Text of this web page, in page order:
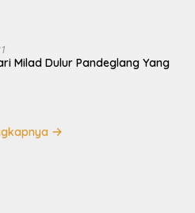
Milad Dulur Pandeglang Yang